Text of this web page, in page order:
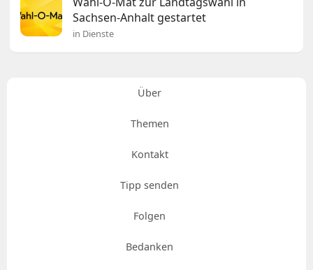
Sachsen-Anhalt gestartet
in Dienste
Über
Themen
Kontakt
Tipp senden
Folgen
Bedanken